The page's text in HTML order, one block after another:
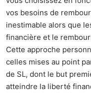
vos besoins de
inestimable alors que
financière et le
Cette approche
celles mises au point
de SL, dont le but
atteindre la liberté